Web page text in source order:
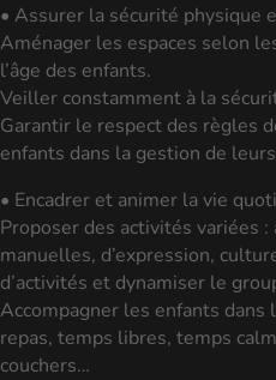
• Assurer la sécurité physique
Aménager les espaces selon
l’âge des enfants.
Veiller constamment à la
Garantir le respect des règles
enfants dans la gestion de
• Encadrer et animer la vie
Proposer des activités variées
manuelles, d’expression,
d’activités et dynamiser le
Accompagner les enfants
repas, temps libres, temps
couchers…